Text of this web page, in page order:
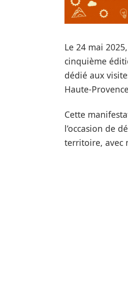
Le 24 mai
cinquième
dédié aux
Haute-
Cette
l’occasion de
territoire, avec